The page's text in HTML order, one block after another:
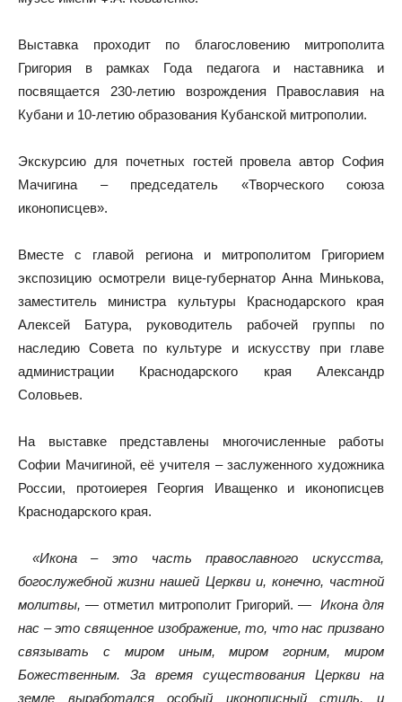
Выставка проходит по благословению митрополита
Григория в рамках Года педагога и наставника и
посвящается 230-летию возрождения Православия на
Кубани и 10-летию образования Кубанской митрополии.
Экскурсию для почетных гостей провела автор София
Мачигина – председатель «Творческого союза
иконописцев».
Вместе с главой региона и митрополитом Григорием
экспозицию осмотрели вице-губернатор Анна Минькова,
заместитель министра культуры Краснодарского края
Алексей Батура, руководитель рабочей группы по
наследию Совета по культуре и искусству при главе
администрации Краснодарского края Александр
Соловьев.
На выставке представлены многочисленные работы
Софии Мачигиной, её учителя – заслуженного художника
России, протоиерея Георгия Иващенко и иконописцев
Краснодарского края.
«Икона – это часть православного искусства,
богослужебной жизни нашей Церкви и, конечно, частной
молитвы, — отметил митрополит Григорий. — Икона для
нас – это священное изображение, то, что нас призвано
связывать с миром иным, миром горним, миром
Божественным. За время существования Церкви на
земле выработался особый иконописный стиль, и